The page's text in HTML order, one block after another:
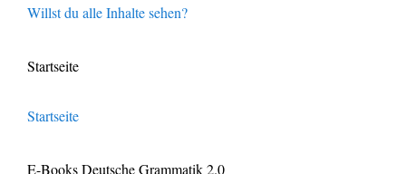
Willst du alle Inhalte sehen?
Startseite
Startseite
E-Books Deutsche Grammatik 2.0